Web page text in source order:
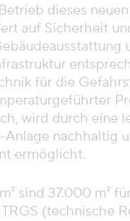
dieses
auf Sicherheit
für die
wird durch eine
nachhaltig
ermöglicht.
sind 37.000 m²
(technische